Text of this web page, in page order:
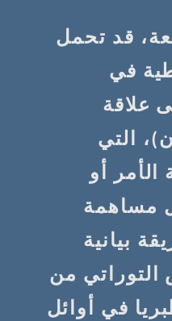
قد تحمل
في
علاقة
التي
أو
مساهمة
(طريقة بيانية
التوراتي من
في أوائل